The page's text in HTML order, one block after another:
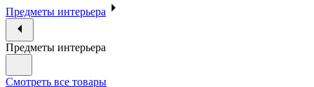
Предметы интерьера
Предметы интерьера
Смотреть все товары